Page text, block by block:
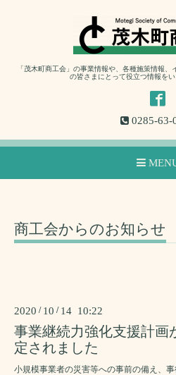
「茂木町商工会」の事業情報や、各種施策情報
の皆さまにとって役立つ情報をい
0285-63-
商工会からのお知らせ
2020 / 10 / 14 10:22
事業継続力強化支援計画
定されました
小規模事業者の災害等への事前の備え、